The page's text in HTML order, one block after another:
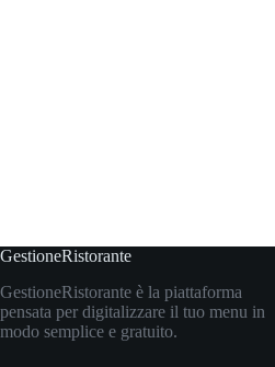
GestioneRistorante
GestioneRistorante è la piattaforma
pensata per digitalizzare il tuo menu in
modo semplice e gratuito.